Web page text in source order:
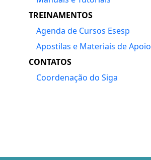
TREINAMENTOS
Agenda de Cursos Esesp
Apostilas e Materiais de Apoio
CONTATOS
Coordenação do Siga